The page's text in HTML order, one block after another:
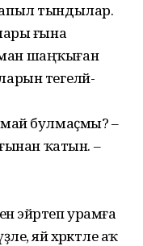
тындылар.
ғына
шаңҡыған
тегеләй-
булмаҫмы? –
ҡатын. –
эйәртеп урамға
яй хәрәкәтле аҡ